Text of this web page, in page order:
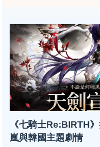
《七騎士Re:BIRTH
嵐與韓國主題劇情